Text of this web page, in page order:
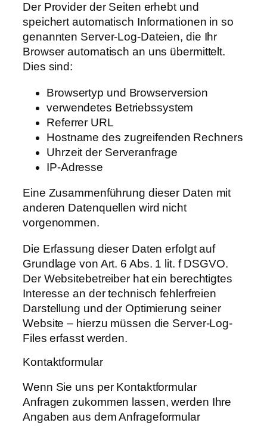
Der Provider der Seiten erhebt und
speichert automatisch Informationen in so
genannten Server-Log-Dateien, die Ihr
Browser automatisch an uns übermittelt.
Dies sind:
Browsertyp und Browserversion
verwendetes Betriebssystem
Referrer URL
Hostname des zugreifenden Rechners
Uhrzeit der Serveranfrage
IP-Adresse
Eine Zusammenführung dieser Daten mit
anderen Datenquellen wird nicht
vorgenommen.
Die Erfassung dieser Daten erfolgt auf
Grundlage von Art. 6 Abs. 1 lit. f DSGVO.
Der Websitebetreiber hat ein berechtigtes
Interesse an der technisch fehlerfreien
Darstellung und der Optimierung seiner
Website – hierzu müssen die Server-Log-
Files erfasst werden.
Kontaktformular
Wenn Sie uns per Kontaktformular
Anfragen zukommen lassen, werden Ihre
Angaben aus dem Anfrageformular